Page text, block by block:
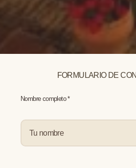
FORMULARIO DE
Nombre completo *